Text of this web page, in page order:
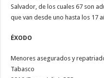
Salvador, de los cuales 67 son
que van desde uno hasta los 17
ÉXODO
Menores asegurados y
Tabasco